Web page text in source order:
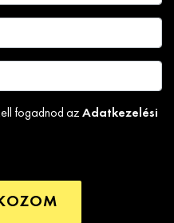
fogadnod az Adatkezelési